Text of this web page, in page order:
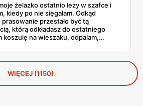
żelazko ostatnio leży w szafce i
kiedy po nie sięgałam. Odkąd
prasowanie przestało być tą
którą odkładasz do ostatniego
koszulę na wieszaku, odpalam,
bo parownic jest na rynku
robi to, co obiecuje producent.
WIĘCEJ (1150)